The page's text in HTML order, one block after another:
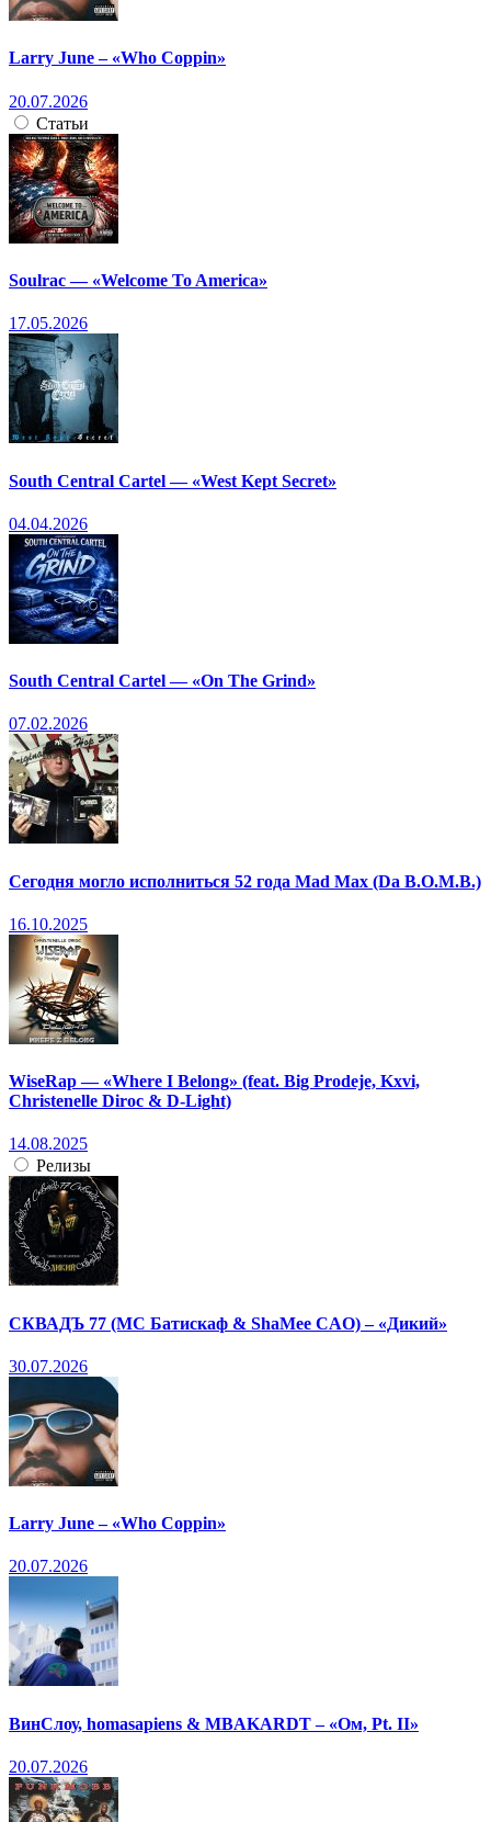
Larry June – «Who Coppin»
20.07.2026
Статьи
Soulrac — «Welcome To America»
17.05.2026
South Central Cartel — «West Kept Secret»
04.04.2026
South Central Cartel — «On The Grind»
07.02.2026
Сегодня могло исполниться 52 года Mad Max (Da B.O.M.B.)
16.10.2025
WiseRap — «Where I Belong» (feat. Big Prodeje, Kxvi,
Christenelle Diroc & D-Light)
14.08.2025
Релизы
СКВАДЪ 77 (МС Батискаф & ShaMee CAO) – «Дикий»
30.07.2026
Larry June – «Who Coppin»
20.07.2026
ВинСлоу, homasapiens & MBAKARDT – «Ом, Pt. II»
20.07.2026